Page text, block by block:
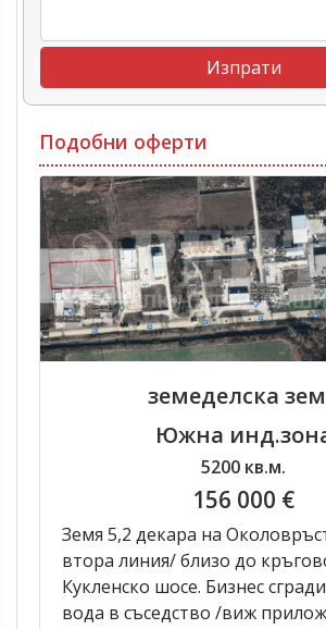
Подобни оферти
земеделска
Южна
5200 кв.м.
156 000 €
Земя 5,2 декара на
втора линия/ близо до
Кукленско шосе. Бизнес
вода в съседство /виж